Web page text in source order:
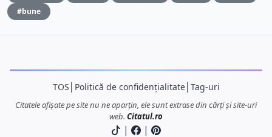
#bune
TOS Politică de confidențialitate│ Tag-uri
Citatele afișate pe site nu ne aparțin, ele sunt extrase din cărți și site-uri
web. Citatul.ro
| |